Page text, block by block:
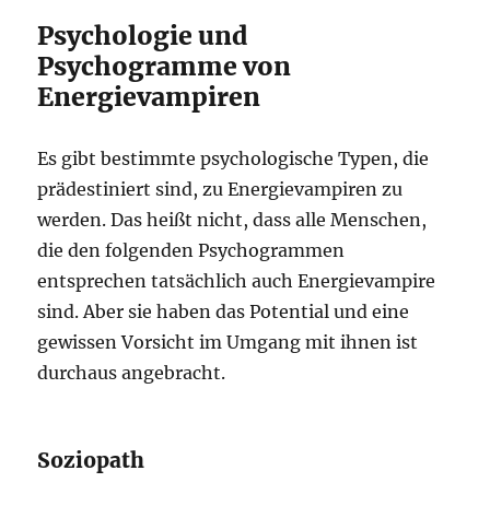
Psychologie und
Psychogramme von
Energievampiren
Es gibt bestimmte psychologische Typen, die
prädestiniert sind, zu Energievampiren zu
werden. Das heißt nicht, dass alle Menschen,
die den folgenden Psychogrammen
entsprechen tatsächlich auch Energievampire
sind. Aber sie haben das Potential und eine
gewissen Vorsicht im Umgang mit ihnen ist
durchaus angebracht.
Soziopath